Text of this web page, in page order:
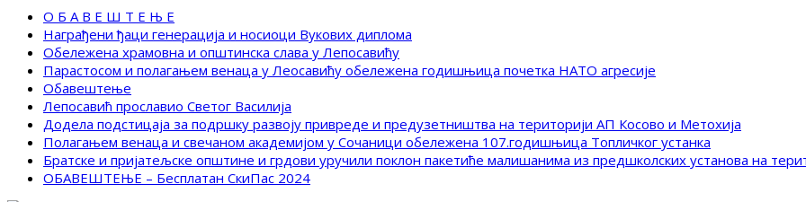
О Б А В Е Ш Т Е Њ Е
Награђени ђаци генерација и носиоци Вукових диплома
Обележена храмовна и општинска слава у Лепосавићу
Парастосом и полагањем венаца у Леосавићу обележена годишњица почетка НАТО агресије
Обавештење
Лепосавић прославио Светог Василија
Додела подстицаја за подршку развоју привреде и предузетништва на територији АП Косово и Метохија
Полагањем венаца и свечаном академијом у Сочаници обележена 107.годишњица Топличког устанка
Братске и пријатељске општине и грдови уручили поклон пакетиће малишанима из предшколских установа на
ОБАВЕШТЕЊЕ – Бесплатан СкиПас 2024